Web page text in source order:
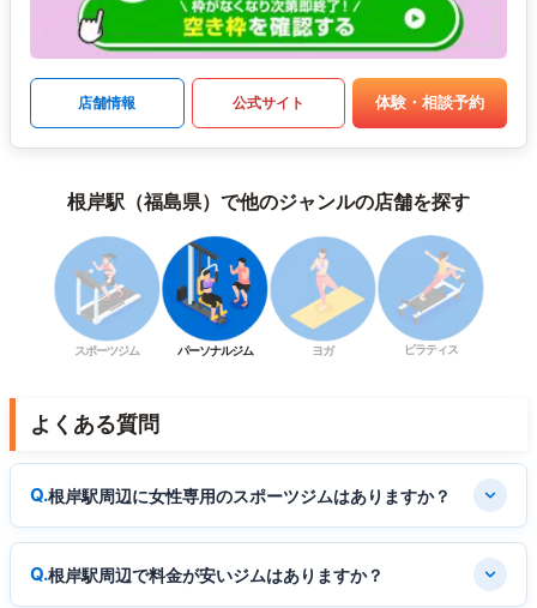
店舗情報 公式サイト 体験・相談予約
根岸駅（福島県）で他のジャンルの店舗を探す
スポーツジム パーソナルジム ヨガ ピラティス
よくある質問
根岸駅周辺に女性専用のスポーツジムはありますか？
根岸駅周辺で料金が安いジムはありますか？